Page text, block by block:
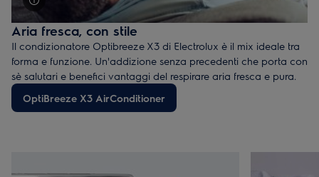
Aria fresca, con stile
Il condizionatore Optibreeze X3 di Electrolux è il mix ideale tra
forma e funzione. Un'addizione senza precedenti che porta con
sè salutari e benefici vantaggi del respirare aria fresca e pura.
OptiBreeze X3 AirConditioner